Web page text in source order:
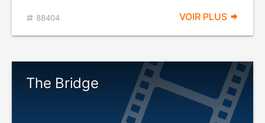
88404 VOIR PLUS
The Bridge